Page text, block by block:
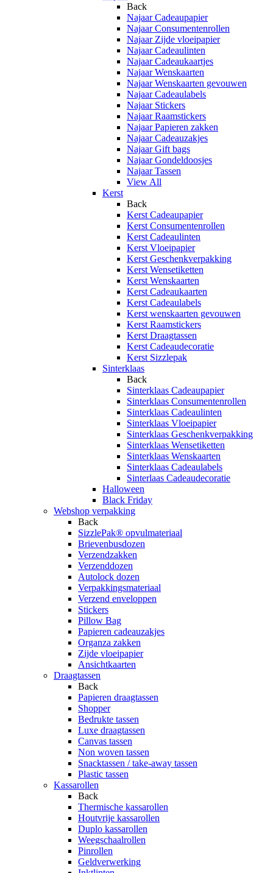
Back
Najaar Cadeaupapier
Najaar Consumentenrollen
Najaar Zijde vloeipapier
Najaar Cadeaulinten
Najaar Cadeaukaartjes
Najaar Wenskaarten
Najaar Wenskaarten gevouwen
Najaar Cadeaulabels
Najaar Stickers
Najaar Raamstickers
Najaar Papieren zakken
Najaar Cadeauzakjes
Najaar Gift bags
Najaar Gondeldoosjes
Najaar Tassen
View All
Kerst
Back
Kerst Cadeaupapier
Kerst Consumentenrollen
Kerst Cadeaulinten
Kerst Vloeipapier
Kerst Geschenkverpakking
Kerst Wensetiketten
Kerst Wenskaarten
Kerst Cadeaukaarten
Kerst Cadeaulabels
Kerst wenskaarten gevouwen
Kerst Raamstickers
Kerst Draagtassen
Kerst Cadeaudecoratie
Kerst Sizzlepak
Sinterklaas
Back
Sinterklaas Cadeaupapier
Sinterklaas Consumentenrollen
Sinterklaas Cadeaulinten
Sinterklaas Vloeipapier
Sinterklaas Geschenkverpakking
Sinterklaas Wensetiketten
Sinterklaas Wenskaarten
Sinterklaas Cadeaulabels
Sinterlaas Cadeaudecoratie
Halloween
Black Friday
Webshop verpakking
Back
SizzlePak® opvulmateriaal
Brievenbusdozen
Verzendzakken
Verzenddozen
Autolock dozen
Verpakkingsmateriaal
Verzend enveloppen
Stickers
Pillow Bag
Papieren cadeauzakjes
Organza zakken
Zijde vloeipapier
Ansichtkaarten
Draagtassen
Back
Papieren draagtassen
Shopper
Bedrukte tassen
Luxe draagtassen
Canvas tassen
Non woven tassen
Snacktassen / take-away tassen
Plastic tassen
Kassarollen
Back
Thermische kassarollen
Houtvrije kassarollen
Duplo kassarollen
Weegschaalrollen
Pinrollen
Geldverwerking